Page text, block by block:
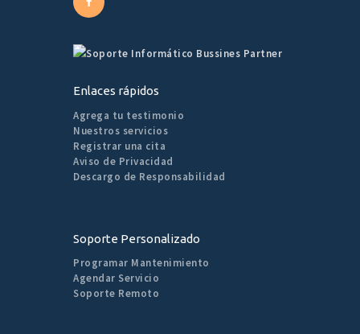
Enlaces rápidos
Agrega tu testimonio
Nuestros servicios
Registrar una cita
Aviso de Privacidad
Descargo de Responsabilidad
Soporte Personalizado
Programar Mantenimiento
Agendar Servicio
Soporte Remoto